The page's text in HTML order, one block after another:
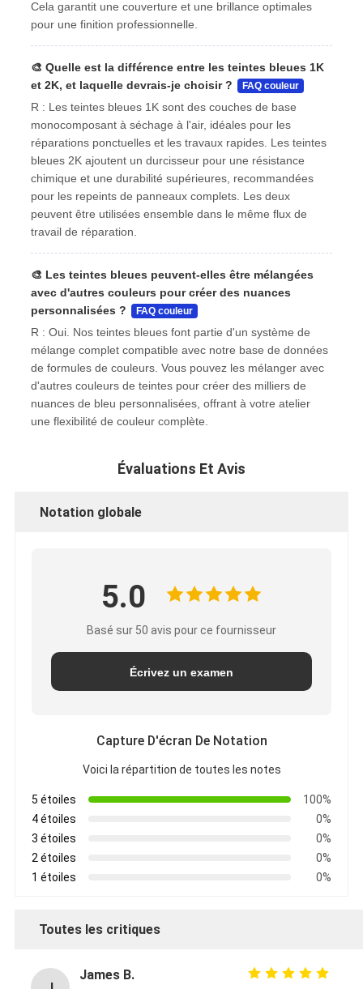
Cela garantit une couverture et une brillance optimales
pour une finition professionnelle.
🎨 Quelle est la différence entre les teintes bleues 1K
et 2K, et laquelle devrais-je choisir ?
FAQ couleur
R : Les teintes bleues 1K sont des couches de base
monocomposant à séchage à l'air, idéales pour les
réparations ponctuelles et les travaux rapides. Les teintes
bleues 2K ajoutent un durcisseur pour une résistance
chimique et une durabilité supérieures, recommandées
pour les repeints de panneaux complets. Les deux
peuvent être utilisées ensemble dans le même flux de
travail de réparation.
🎨 Les teintes bleues peuvent-elles être mélangées
avec d'autres couleurs pour créer des nuances
personnalisées ?
FAQ couleur
R : Oui. Nos teintes bleues font partie d'un système de
mélange complet compatible avec notre base de données
de formules de couleurs. Vous pouvez les mélanger avec
d'autres couleurs de teintes pour créer des milliers de
nuances de bleu personnalisées, offrant à votre atelier
une flexibilité de couleur complète.
Évaluations Et Avis
Notation globale
5.0
Basé sur 50 avis pour ce fournisseur
Écrivez un examen
Capture D'écran De Notation
Voici la répartition de toutes les notes
5 étoiles
100%
4 étoiles
0%
3 étoiles
0%
2 étoiles
0%
1 étoiles
0%
Toutes les critiques
James B.